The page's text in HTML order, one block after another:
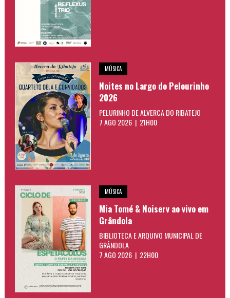
MÚSICA
Noites no Largo do Pelourinho
2026
PELURINHO DE ALVERCA DO RIBATEJO
7 AGO 2026 | 21H00
MÚSICA
Mia Tomé & Noiserv ao vivo em
Grândola
BIBLIOTECA E ARQUIVO MUNICIPAL DE
GRÂNDOLA
7 AGO 2026 | 22H00